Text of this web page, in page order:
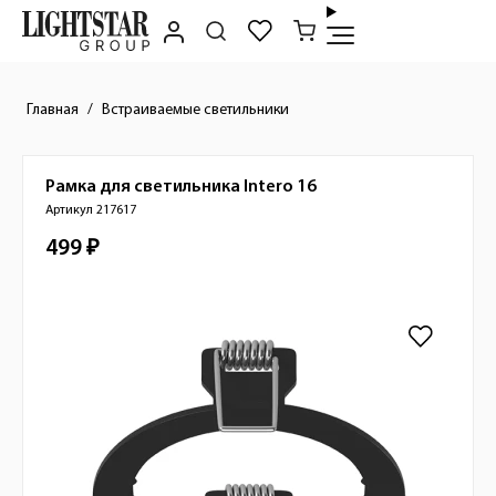
Главная Встраиваемые светильники
Краткое описание товара
Рамка для светильника Intero 16
Артикул 217617
Стоимость товара
499 ₽